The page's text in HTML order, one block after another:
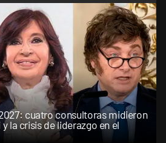
cuatro consultoras midieron
la crisis de liderazgo en el